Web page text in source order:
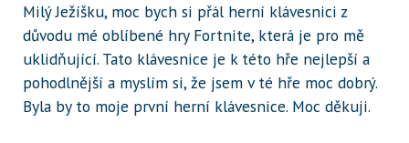
Milý Ježíšku, moc bych si přál herní klávesnici z
důvodu mé oblíbené hry Fortnite, která je pro mě
uklidňující. Tato klávesnice je k této hře nejlepší a
pohodlnější a myslím si, že jsem v té hře moc dobrý.
Byla by to moje první herní klávesnice. Moc děkuji.